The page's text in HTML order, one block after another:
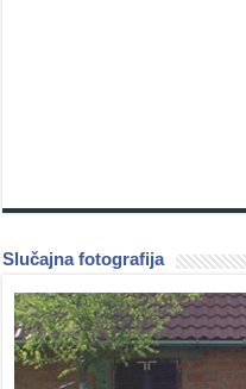
Slučajna fotografija